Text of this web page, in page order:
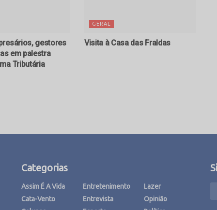
gestores
em palestra
Tributária
GERAL
Visita à Casa das Fraldas
Categorias
Assim É A Vida
Cata-Vento
Entretenimento
Entrevista
Lazer
Opinião